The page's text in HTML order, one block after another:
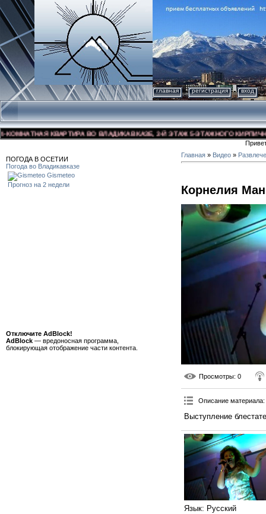
главная регистрация вход
КВАРТИРА ВО ВЛАДИКАВКАЗЕ, 3-Й ЭТАЖ 5-ЭТАЖНОГО
ПОГОДА В ОСЕТИИ
Погода во Владикавказе
Gismeteo
Прогноз на 2 недели
Отключите AdBlock!
AdBlock — вредоносная программа,
блокирующая отображение части контента.
Главная » Видео »
Корнелия
Просмотры: 0
Описание материала:
Выступление
Язык: Русский